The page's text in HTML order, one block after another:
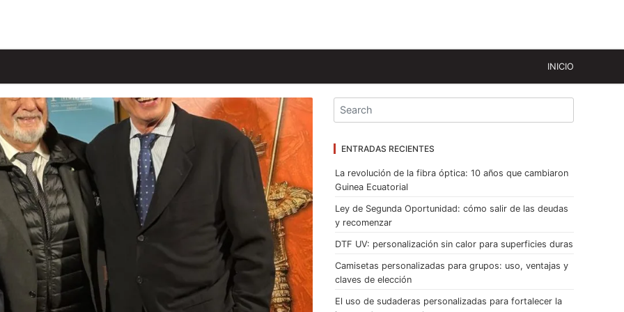
INICIO
ENTRADAS RECIENTES
La revolución de la fibra óptica: 10 años que cambiaron
Guinea Ecuatorial
Ley de Segunda Oportunidad: cómo salir de las deudas
y recomenzar
DTF UV: personalización sin calor para superficies duras
Camisetas personalizadas para grupos: uso, ventajas y
claves de elección
El uso de sudaderas personalizadas para fortalecer la